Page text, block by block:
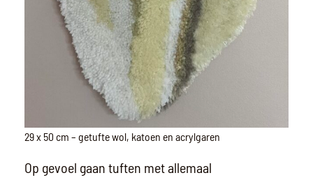
29 x 50 cm – getufte wol, katoen en acrylgaren
Op gevoel gaan tuften met allemaal